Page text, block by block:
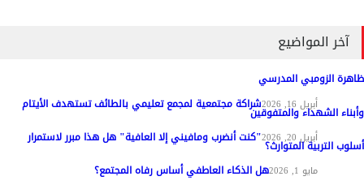
آخر المواضيع
ظاهرة الزومبي المدرسي
مواد عامة أبريل 16, 2026 شراكة مجتمعية لمجمع تعليمي بالطائف تستهدف الأيتاموأبناء الشهداء والمتفوقين
مواد عامة أبريل 20, 2026 "كنت أنضرب ومافيني إلا العافية" هل هذا مبرر لاستمرار أسلوب التربية المتوارث؟
مايو 1, 2026 هل الذكاء العاطفي أساس رفاه المجتمع؟